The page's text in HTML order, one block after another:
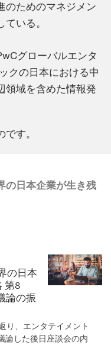
のためのマネジメン
いる。
グローバルエンタ
クの日本における中
領域を含めた情報発
す。
の日本企業が生き残
の日本
第8
論の振
り、エンタテイメント
論した後日座談会の内